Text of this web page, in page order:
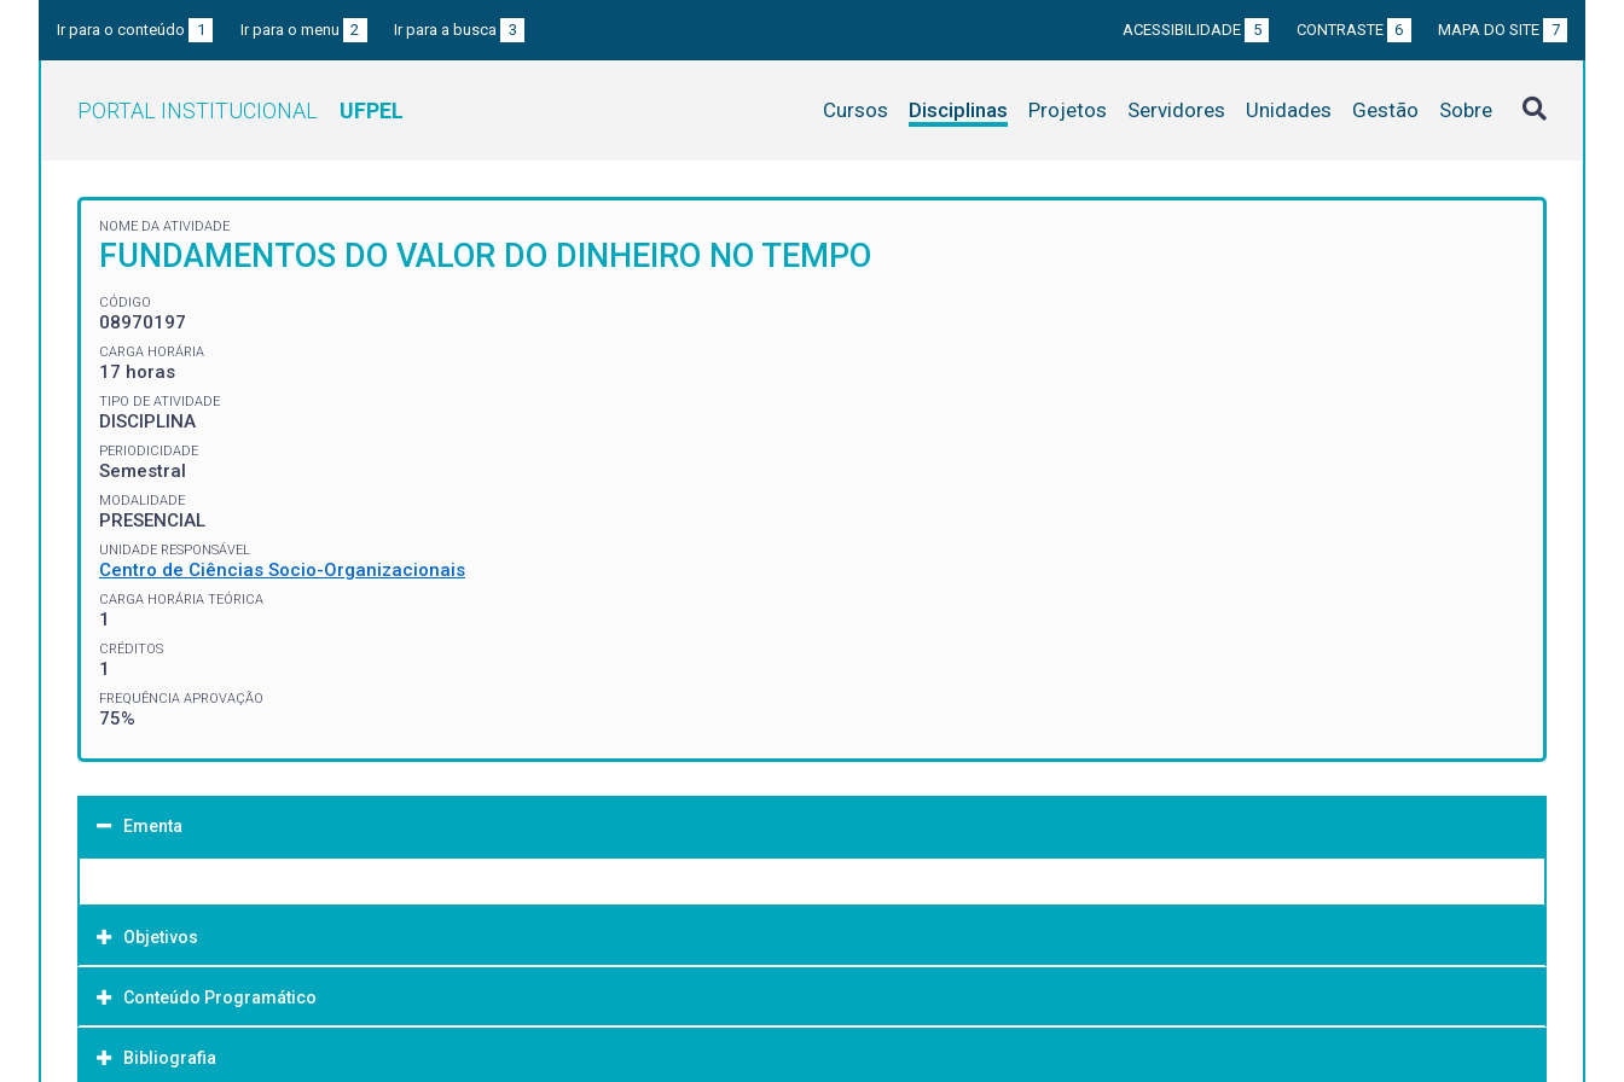
Ir para o conteúdo 1 Ir para o menu 2 Ir para a busca 3 ACESSIBILIDADE 5 CONTRASTE 6 MAPA DO SITE 7
PORTAL INSTITUCIONAL UFPEL Cursos Disciplinas Projetos Servidores Unidades Gestão Sobre
NOME DA ATIVIDADE
FUNDAMENTOS DO VALOR DO DINHEIRO NO TEMPO
CÓDIGO
08970197
CARGA HORÁRIA
17 horas
TIPO DE ATIVIDADE
DISCIPLINA
PERIODICIDADE
Semestral
MODALIDADE
PRESENCIAL
UNIDADE RESPONSÁVEL
Centro de Ciências Socio-Organizacionais
CARGA HORÁRIA TEÓRICA
1
CRÉDITOS
1
FREQUÊNCIA APROVAÇÃO
75%
Ementa
Objetivos
Objetivo Geral:
Conteúdo Programático
Bibliografia